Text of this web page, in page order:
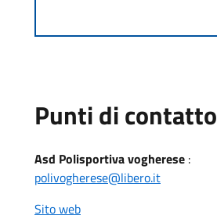
Punti di contatto
Asd Polisportiva vogherese :
polivogherese@libero.it
Sito web